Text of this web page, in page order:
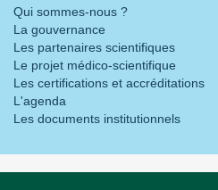
Qui sommes-nous ?
La gouvernance
Les partenaires scientifiques
Le projet médico-scientifique
Les certifications et accréditations
L'agenda
Les documents institutionnels